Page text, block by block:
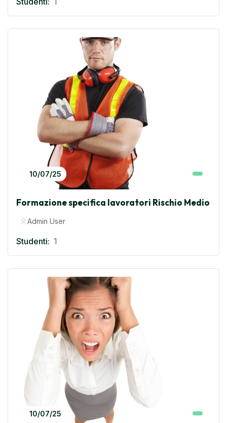
10/07/25
Formazione specifica lavoratori Rischio Medio
Admin User
Studenti: 1
10/07/25